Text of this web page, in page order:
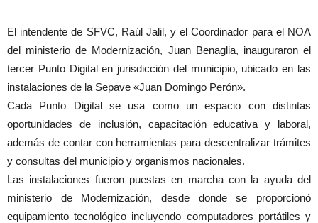
El intendente de SFVC, Raúl Jalil, y el Coordinador para el NOA
del ministerio de Modernización, Juan Benaglia, inauguraron el
tercer Punto Digital en jurisdicción del municipio, ubicado en las
instalaciones de la Sepave «Juan Domingo Perón».
Cada Punto Digital se usa como un espacio con distintas
oportunidades de inclusión, capacitación educativa y laboral,
además de contar con herramientas para descentralizar trámites
y consultas del municipio y organismos nacionales.
Las instalaciones fueron puestas en marcha con la ayuda del
ministerio de Modernización, desde donde se proporcionó
equipamiento tecnológico incluyendo computadores portátiles y